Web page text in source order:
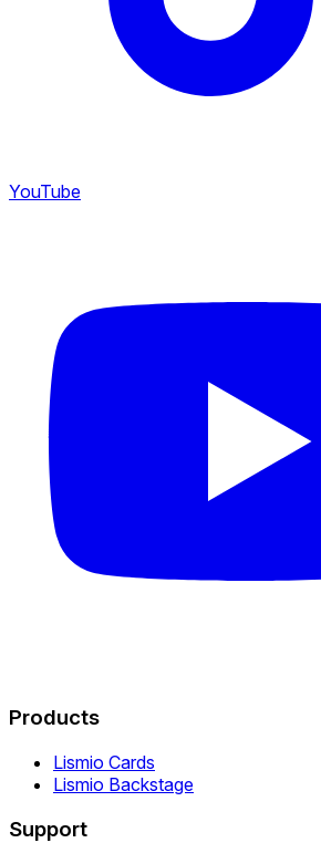
YouTube
Products
Lismio Cards
Lismio Backstage
Support